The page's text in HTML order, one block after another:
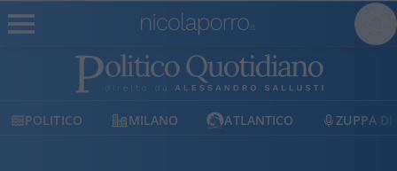
MILANO ATLANTICO ZUPPA DI PORRO